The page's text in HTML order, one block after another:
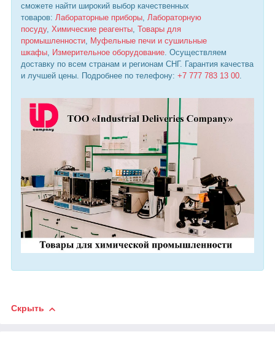
сможете найти широкий выбор качественных
товаров: Лабораторные приборы, Лабораторную
посуду, Химические реагенты, Товары для
промышленности, Муфельные печи и сушильные
шкафы, Измерительное оборудование. Осуществляем
доставку по всем странам и регионам СНГ. Гарантия качества
и лучшей цены. Подробнее по телефону: +7 777 783 13 00.
Скрыть